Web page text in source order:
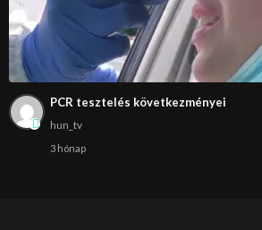
PCR tesztelés következményei
hun_tv
3 hónap